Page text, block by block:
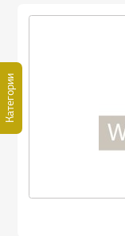
Категории